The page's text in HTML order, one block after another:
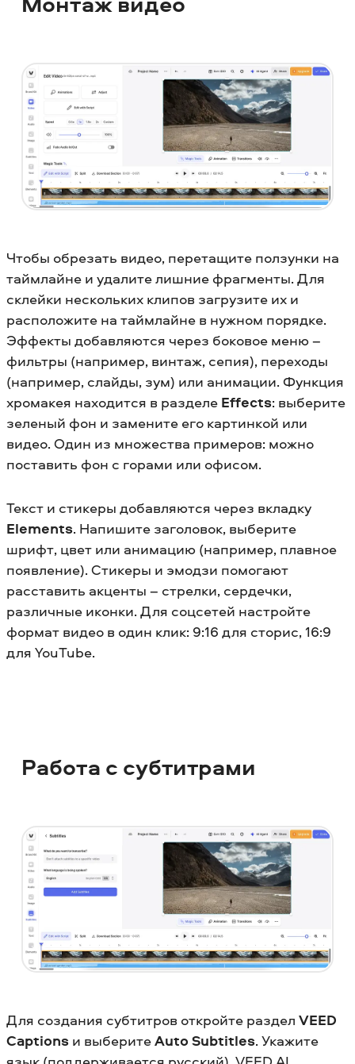
Чтобы обрезать видео, перетащите ползунки на
таймлайне и удалите лишние фрагменты. Для
склейки нескольких клипов загрузите их и
расположите на таймлайне в нужном порядке.
Эффекты добавляются через боковое меню –
фильтры (например, винтаж, сепия), переходы
(например, слайды, зум) или анимации. Функция
хромакея находится в разделе Effects: выберите
зеленый фон и замените его картинкой или
видео. Один из множества примеров: можно
поставить фон с горами или офисом.
Текст и стикеры добавляются через вкладку
Elements. Напишите заголовок, выберите
шрифт, цвет или анимацию (например, плавное
появление). Стикеры и эмодзи помогают
расставить акценты – стрелки, сердечки,
различные иконки. Для соцсетей настройте
формат видео в один клик: 9:16 для сторис, 16:9
для YouTube.
Работа с субтитрами
Для создания субтитров откройте раздел VEED
Captions и выберитеAuto Subtitles. Укажите